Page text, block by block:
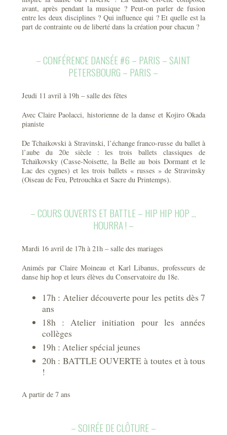
avant, après pendant la musique ? Peut-on parler de fusion
entre les deux disciplines ? Qui influence qui ? Et quelle est la
part de contrainte ou de liberté dans la création pour chacun ?
– CONFÉRENCE DANSÉE #6 – PARIS – SAINT
PETERSBOURG – PARIS –
Jeudi 11 avril à 19h – salle des fêtes
Avec Claire Paolacci, historienne de la danse et Kojiro Okada
pianiste
De Tchaikovski à Stravinski, l’échange franco-russe du ballet à
l’aube du 20e siècle : les trois ballets classiques de
Tchaïkovsky (Casse-Noisette, la Belle au bois Dormant et le
Lac des cygnes) et les trois ballets « russes » de Stravinsky
(Oiseau de Feu, Petrouchka et Sacre du Printemps).
– COURS OUVERTS ET BATTLE – HIP HIP HOP …
HOURRA ! –
Mardi 16 avril de 17h à 21h – salle des mariages
Animés par Claire Moineau et Karl Libanus, professeurs de
danse hip hop et leurs élèves du Conservatoire du 18e.
17h : Atelier découverte pour les petits dès 7
ans
18h : Atelier initiation pour les années
collèges
19h : Atelier spécial jeunes
20h : BATTLE OUVERTE à toutes et à tous
!
A partir de 7 ans
– SOIRÉE DE CLÔTURE –